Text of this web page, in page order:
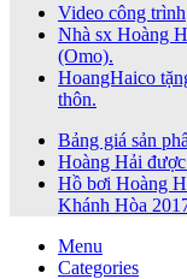
Video công trình
Nhà sx Hoàng
(Omo).
HoangHaico
thôn.
Bảng giá sản
Hoàng Hải
Hồ bơi Hoàng
Khánh Hòa
Menu
Categories